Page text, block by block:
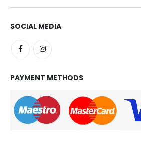
SOCIAL MEDIA
PAYMENT METHODS